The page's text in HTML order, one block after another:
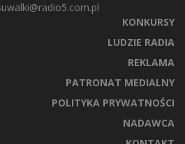
KONKURSY
LUDZIE RADIA
REKLAMA
PATRONAT MEDIALNY
POLITYKA PRYWATNOŚCI
NADAWCA